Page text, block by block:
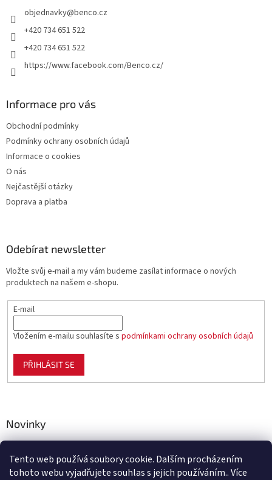
Tento web používá soubory cookie. Dalším procházením
tohoto webu vyjadřujete souhlas s jejich používáním.. Více
objednavky@benco.cz
+420 734 651 522
+420 734 651 522
https://www.facebook.com/Benco.cz/
Informace pro vás
Obchodní podmínky
Podmínky ochrany osobních údajů
Informace o cookies
O nás
Nejčastější otázky
Doprava a platba
Odebírat newsletter
Vložte svůj e-mail a my vám budeme zasílat informace o nových
produktech na našem e-shopu.
E-mail
Vložením e-mailu souhlasíte s podmínkami ochrany osobních údajů
PŘIHLÁSIT SE
Novinky
zahradu, chov i domácnost